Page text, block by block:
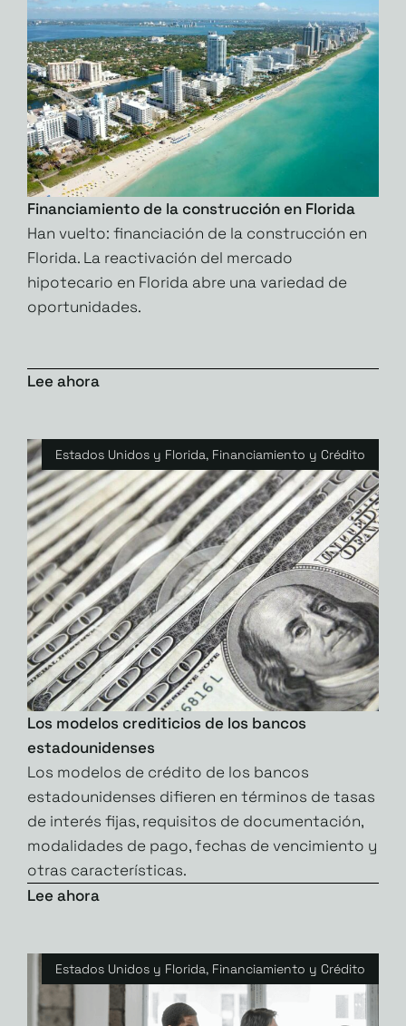
Financiamiento de la construcción en Florida
Han vuelto: financiación de la construcción en
Florida. La reactivación del mercado
hipotecario en Florida abre una variedad de
oportunidades.
Lee ahora
Estados Unidos y Florida, Financiamiento y Crédito
Los modelos crediticios de los bancos
estadounidenses
Los modelos de crédito de los bancos
estadounidenses difieren en términos de tasas
de interés fijas, requisitos de documentación,
modalidades de pago, fechas de vencimiento y
otras características.
Lee ahora
Estados Unidos y Florida, Financiamiento y Crédito